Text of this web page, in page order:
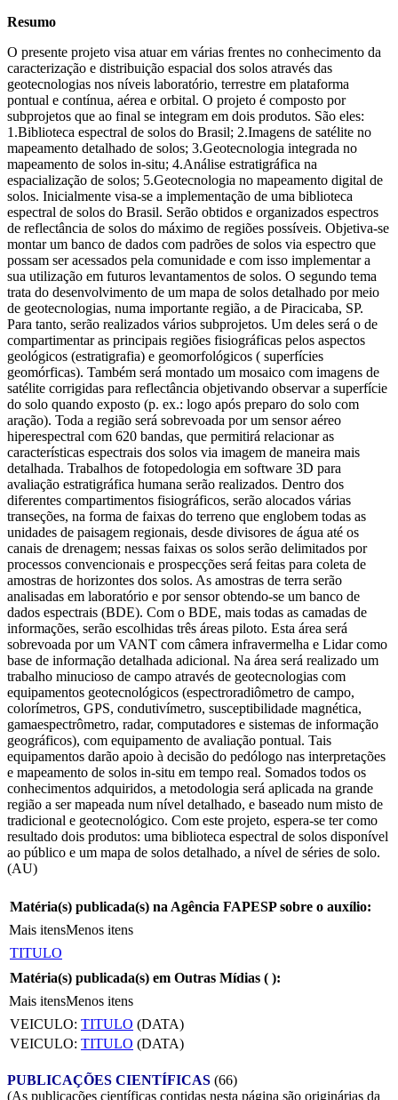
Resumo
O presente projeto visa atuar em várias frentes no conhecimento da
caracterização e distribuição espacial dos solos através das
geotecnologias nos níveis laboratório, terrestre em plataforma
pontual e contínua, aérea e orbital. O projeto é composto por
subprojetos que ao final se integram em dois produtos. São eles:
1.Biblioteca espectral de solos do Brasil; 2.Imagens de satélite no
mapeamento detalhado de solos; 3.Geotecnologia integrada no
mapeamento de solos in-situ; 4.Análise estratigráfica na
espacialização de solos; 5.Geotecnologia no mapeamento digital de
solos. Inicialmente visa-se a implementação de uma biblioteca
espectral de solos do Brasil. Serão obtidos e organizados espectros
de reflectância de solos do máximo de regiões possíveis. Objetiva-se
montar um banco de dados com padrões de solos via espectro que
possam ser acessados pela comunidade e com isso implementar a
sua utilização em futuros levantamentos de solos. O segundo tema
trata do desenvolvimento de um mapa de solos detalhado por meio
de geotecnologias, numa importante região, a de Piracicaba, SP.
Para tanto, serão realizados vários subprojetos. Um deles será o de
compartimentar as principais regiões fisiográficas pelos aspectos
geológicos (estratigrafia) e geomorfológicos ( superfícies
geomórficas). Também será montado um mosaico com imagens de
satélite corrigidas para reflectância objetivando observar a superfície
do solo quando exposto (p. ex.: logo após preparo do solo com
aração). Toda a região será sobrevoada por um sensor aéreo
hiperespectral com 620 bandas, que permitirá relacionar as
características espectrais dos solos via imagem de maneira mais
detalhada. Trabalhos de fotopedologia em software 3D para
avaliação estratigráfica humana serão realizados. Dentro dos
diferentes compartimentos fisiográficos, serão alocados várias
transeções, na forma de faixas do terreno que englobem todas as
unidades de paisagem regionais, desde divisores de água até os
canais de drenagem; nessas faixas os solos serão delimitados por
processos convencionais e prospecções será feitas para coleta de
amostras de horizontes dos solos. As amostras de terra serão
analisadas em laboratório e por sensor obtendo-se um banco de
dados espectrais (BDE). Com o BDE, mais todas as camadas de
informações, serão escolhidas três áreas piloto. Esta área será
sobrevoada por um VANT com câmera infravermelha e Lidar como
base de informação detalhada adicional. Na área será realizado um
trabalho minucioso de campo através de geotecnologias com
equipamentos geotecnológicos (espectroradiômetro de campo,
colorímetros, GPS, condutivímetro, susceptibilidade magnética,
gamaespectrômetro, radar, computadores e sistemas de informação
geográficos), com equipamento de avaliação pontual. Tais
equipamentos darão apoio à decisão do pedólogo nas interpretações
e mapeamento de solos in-situ em tempo real. Somados todos os
conhecimentos adquiridos, a metodologia será aplicada na grande
região a ser mapeada num nível detalhado, e baseado num misto de
tradicional e geotecnológico. Com este projeto, espera-se ter como
resultado dois produtos: uma biblioteca espectral de solos disponível
ao público e um mapa de solos detalhado, a nível de séries de solo.
(AU)
Matéria(s) publicada(s) na Agência FAPESP sobre o auxílio:
Mais itensMenos itens
TITULO
Matéria(s) publicada(s) em Outras Mídias ( ):
Mais itensMenos itens
VEICULO: TITULO (DATA)
VEICULO: TITULO (DATA)
PUBLICAÇÕES CIENTÍFICAS (66)
(As publicações científicas contidas nesta página são originárias da